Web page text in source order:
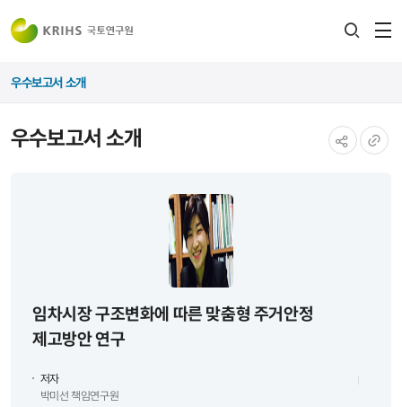
우수보고서 소개
우수보고서 소개
임차시장 구조변화에 따른 맞춤형 주거안정
제고방안 연구
저자
박미선 책임연구원